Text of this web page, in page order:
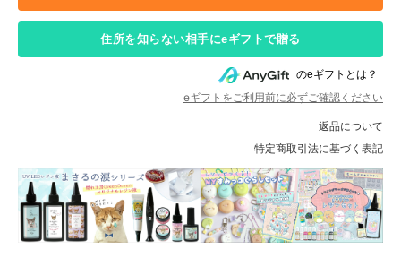
住所を知らない相手にeギフトで贈る
のeギフトとは？
eギフトをご利用前に必ずご確認ください
返品について
特定商取引法に基づく表記